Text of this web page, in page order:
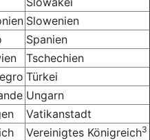
Slowenien
Spanien
Tschechien
Türkei
Ungarn
Vatikanstadt
Vereinigtes Königreich3